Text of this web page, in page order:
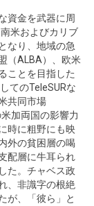
資金を武器に周
米およびカリブ
なり、地域の急
（ALBA）、欧米
ことを目指した
てのTeleSURな
共同市場
加両国の影響力
時に粗野にも映
外の貧困層の喝
配層に牛耳られ
た。チャベス政
、非識字の根絶
が、「彼ら」と